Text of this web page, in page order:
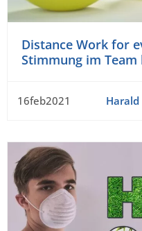
Distance Work for
Stimmung im
16feb2021 Harald